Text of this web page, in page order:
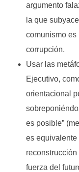
argumento
la que
comunismo es
corrupción.
Usar las
Ejecutivo,
orientacional
es posible”
es equivalente
reconstrucción
fuerza del